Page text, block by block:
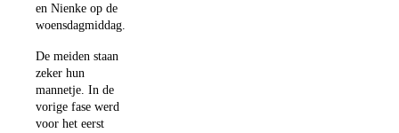
en Nienke op de
woensdagmiddag.
De meiden staan
zeker hun
mannetje. In de
vorige fase werd
voor het eerst